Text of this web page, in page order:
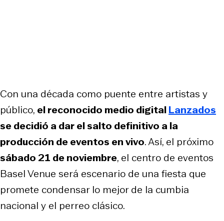
Con una década como puente entre artistas y
público, el reconocido medio digitalLanzados
se decidió a dar el salto definitivo a la
producción de eventos en vivo. Así, el próximo
sábado 21 de noviembre, el centro de eventos
Basel Venue será escenario de una fiesta que
promete condensar lo mejor de la cumbia
nacional y el perreo clásico.